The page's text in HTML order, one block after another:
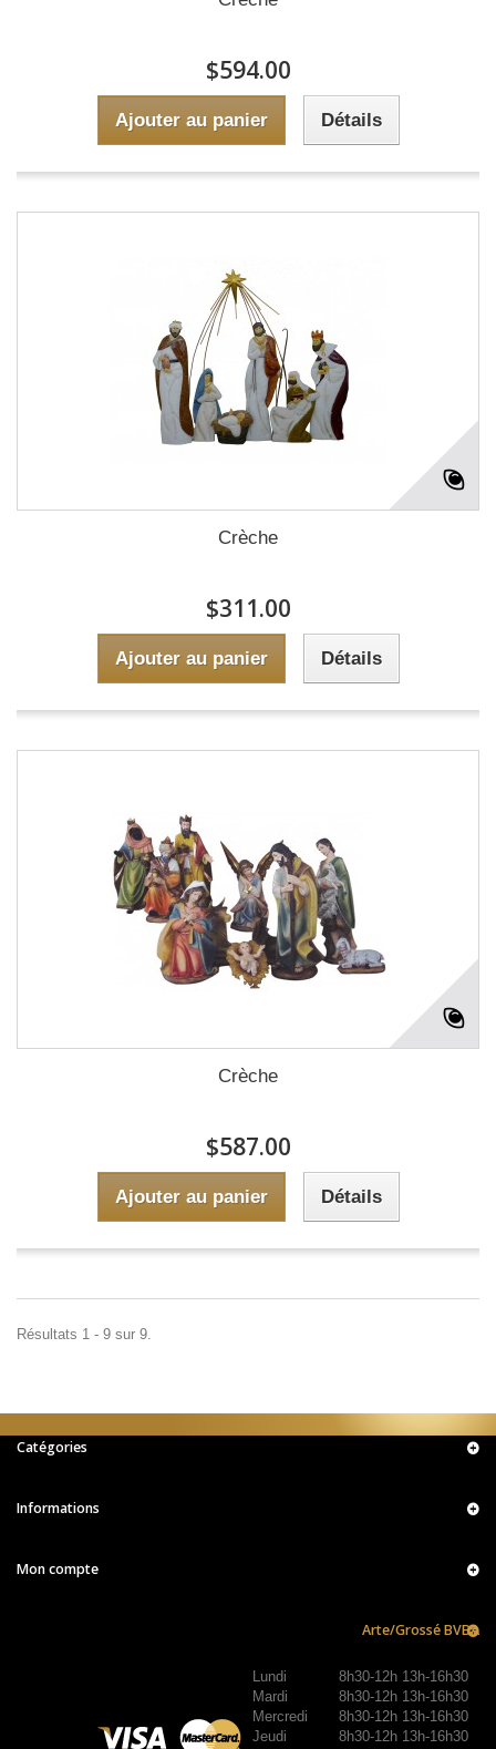
$594.00
Ajouter au panier Détails
Crèche
$311.00
Ajouter au panier Détails
Crèche
$587.00
Ajouter au panier Détails
Résultats 1 - 9 sur 9.
Catégories
Informations
Mon compte
Arte/Grossé BVBA
Lundi
Mardi
Mercredi
Jeudi
8h30-12h 13h-16h30
8h30-12h 13h-16h30
8h30-12h 13h-16h30
8h30-12h 13h-16h30